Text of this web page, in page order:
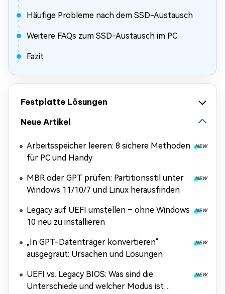
Häufige Probleme nach dem SSD-Austausch
Weitere FAQs zum SSD-Austausch im PC
Fazit
Festplatte Lösungen
Neue Artikel
Arbeitsspeicher leeren: 8 sichere Methoden
für PC und Handy
MBR oder GPT prüfen: Partitionsstil unter
Windows 11/10/7 und Linux herausfinden
Legacy auf UEFI umstellen – ohne Windows
10 neu zu installieren
„In GPT-Datenträger konvertieren“
ausgegraut: Ursachen und Lösungen
UEFI vs. Legacy BIOS: Was sind die
Unterschiede und welcher Modus ist